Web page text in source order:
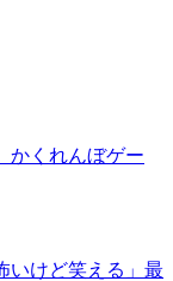
かくれんぼゲー
いけど笑える」最